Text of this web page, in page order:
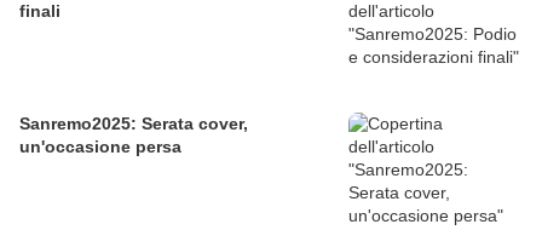
finali
Sanremo2025: Serata cover,
un'occasione persa